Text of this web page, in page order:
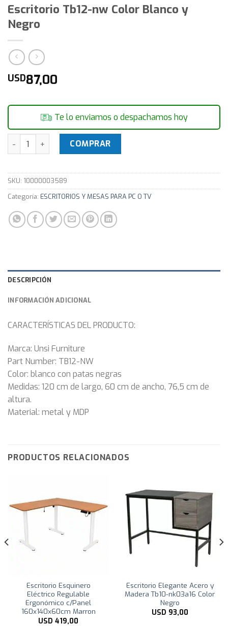
Escritorio Tb12-nw Color Blanco y
Negro
USD87,00
Te lo enviamos o despachamos hoy
Escritorio Tb12-nw Color Blanco y Negro cantidad
COMPRAR
SKU: 10000003589
Categoría: ESCRITORIOS Y MESAS PARA PC O TV
DESCRIPCIÓN
INFORMACIÓN ADICIONAL
CARACTERÍSTICAS DEL PRODUCTO:
Marca: Unsi Furniture
Part Number: TB12-NW
Color: blanco con patas negras
Medidas: 120 cm de largo, 60 cm de ancho, 76,5 cm de
altura.
Material: metal y MDP
PRODUCTOS RELACIONADOS
Escritorio Esquinero
Eléctrico Regulable
Ergonómico c/Panel
160x140x60cm Marron
USD 419,00
Escritorio Elegante Acero y
Madera Tb10-nk03a16 Color
Negro
USD 93,00